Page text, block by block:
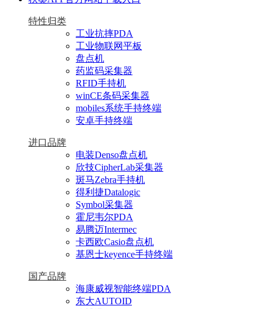
特性归类
工业抗摔PDA
工业物联网平板
盘点机
药监码采集器
RFID手持机
winCE条码采集器
mobiles系统手持终端
安卓手持终端
进口品牌
电装Denso盘点机
欣技CipherLab采集器
斑马Zebra手持机
得利捷Datalogic
Symbol采集器
霍尼韦尔PDA
易腾迈Intermec
卡西欧Casio盘点机
基恩士keyence手持终端
国产品牌
海康威视智能终端PDA
东大AUTOID